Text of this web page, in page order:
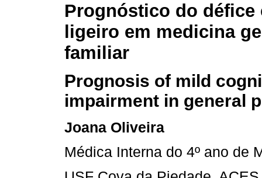
Prognóstico do
ligeiro em medicina
familiar
Prognosis of mild
impairment in general
Joana Oliveira
Médica Interna do 4º ano de